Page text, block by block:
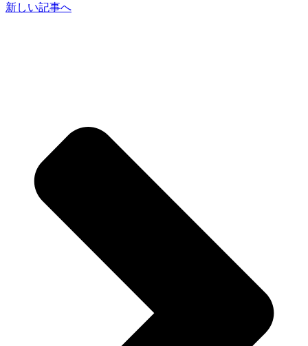
新しい記事へ